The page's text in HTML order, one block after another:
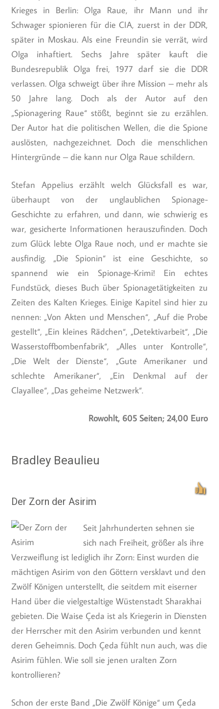
Krieges in Berlin: Olga Raue, ihr Mann und ihr
Schwager spionieren für die CIA, zuerst in der DDR,
später in Moskau. Als eine Freundin sie verrät, wird
Olga inhaftiert. Sechs Jahre später kauft die
Bundesrepublik Olga frei, 1977 darf sie die DDR
verlassen. Olga schweigt über ihre Mission – mehr als
50 Jahre lang. Doch als der Autor auf den
„Spionagering Raue“ stößt, beginnt sie zu erzählen.
Der Autor hat die politischen Wellen, die die Spione
auslösten, nachgezeichnet. Doch die menschlichen
Hintergründe – die kann nur Olga Raue schildern.
Stefan Appelius erzählt welch Glücksfall es war,
überhaupt von der unglaublichen Spionage-
Geschichte zu erfahren, und dann, wie schwierig es
war, gesicherte Informationen herauszufinden. Doch
zum Glück lebte Olga Raue noch, und er machte sie
ausfindig. „Die Spionin“ ist eine Geschichte, so
spannend wie ein Spionage-Krimi! Ein echtes
Fundstück, dieses Buch über Spionagetätigkeiten zu
Zeiten des Kalten Krieges. Einige Kapitel sind hier zu
nennen: „Von Akten und Menschen“, „Auf die Probe
gestellt“, „Ein kleines Rädchen“, „Detektivarbeit“, „Die
Wasserstoffbombenfabrik“, „Alles unter Kontrolle“,
„Die Welt der Dienste“, „Gute Amerikaner und
schlechte Amerikaner“, „Ein Denkmal auf der
Clayallee“, „Das geheime Netzwerk“.
Rowohlt, 605 Seiten; 24,00 Euro
Bradley Beaulieu
Der Zorn der Asirim
Seit Jahrhunderten sehnen sie
sich nach Freiheit, größer als ihre
Verzweiflung ist lediglich ihr Zorn: Einst wurden die
mächtigen Asirim von den Göttern versklavt und den
Zwölf Königen unterstellt, die seitdem mit eiserner
Hand über die vielgestaltige Wüstenstadt Sharakhai
gebieten. Die Waise Çeda ist als Kriegerin in Diensten
der Herrscher mit den Asirim verbunden und kennt
deren Geheimnis. Doch Çeda fühlt nun auch, was die
Asirim fühlen. Wie soll sie jenen uralten Zorn
kontrollieren?
Schon der erste Band „Die Zwölf Könige“ um Çeda